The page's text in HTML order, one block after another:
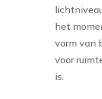
het
vorm van
voor
is.